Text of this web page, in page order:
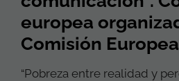
europea
Comisión
“Pobreza entre realidad y